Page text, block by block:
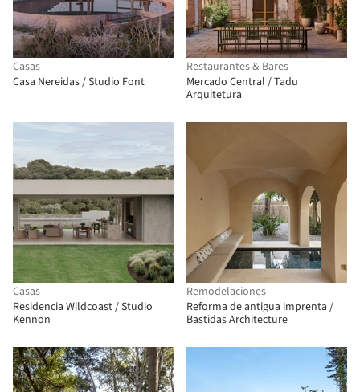
Casas
Casa Nereidas / Studio Font
Restaurantes & Bares
Mercado Central / Tadu
Arquitetura
Casas
Residencia Wildcoast / Studio
Kennon
Remodelaciones
Reforma de antigua imprenta /
Bastidas Architecture